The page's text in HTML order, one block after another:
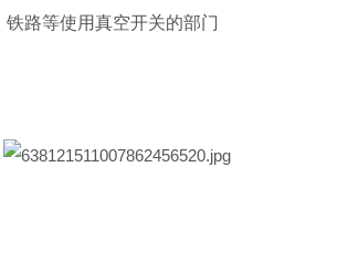
路等使用真空开关的部门